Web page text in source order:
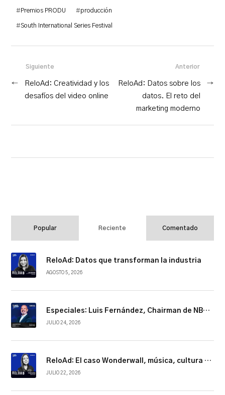
#Premios PRODU #producción
#South International Series Festival
Anterior
ReloAd: Datos sobre los
datos. El reto del
marketing moderno
→
Siguiente
←
ReloAd: Creatividad y los
desafíos del video online
Popular Reciente Comentado
ReloAd: Datos que transforman la industria
AGOSTO 5, 2026
Especiales: Luis Fernández, Chairman de NBCUniversal Telemundo Enterprises
JULIO 24, 2026
ReloAd: El caso Wonderwall, música, cultura y conexión
JULIO 22, 2026